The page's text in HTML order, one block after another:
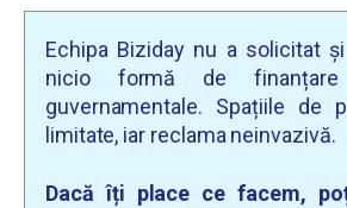
Echipa Biziday nu a solicitat
nicio formă de
guvernamentale. Spațiile de
limitate, iar reclama neinvazivă.
Dacă îți place ce facem,